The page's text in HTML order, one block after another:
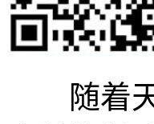
随着天